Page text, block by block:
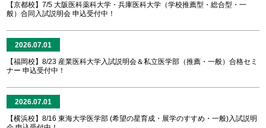
【京都校】7/5 大阪医科薬科大学・兵庫医科大学（学校推薦型・総合型・一
般）合同入試説明会 申込受付中！
2026.07.01
【福岡校】8/23 産業医科大学入試説明会＆私立医学部（推薦・一般）合格セミ
ナー 申込受付中！
2026.07.01
【横浜校】8/16 東海大学医学部 (希望の星育成・展学のすすめ・一般)入試説明